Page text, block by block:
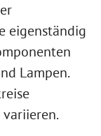
eigenständig
Lampen.